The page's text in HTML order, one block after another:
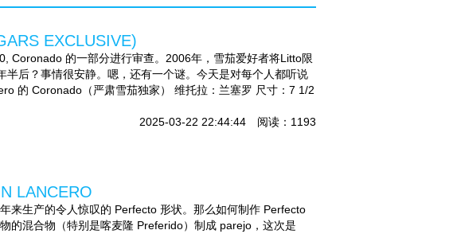
EXCLUSIVE)
Coronado 的一部分进行审查。2006年，雪茄爱好者将Litto限
后？事情很安静。嗯，还有一个谜。今天是对每个人都听说
的 Coronado（严肃雪茄独家） 维托拉：兰塞罗 尺寸：7 1/2
2025-03-22 22:44:44 阅读：1193
LANCERO
来生产的令人惊叹的 Perfecto 形状。那么如何制作 Perfecto
的混合物（特别是喀麦隆 Preferido）制成 parejo，这次是